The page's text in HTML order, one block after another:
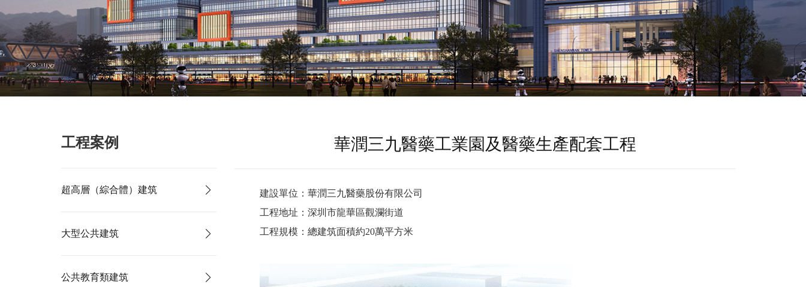
工程案例
超高層（綜合體）建筑
大型公共建筑
公共教育類建筑
華潤三九醫藥工業園及醫藥生產配套工程
建設單位：華潤三九醫藥股份有限公司
工程地址：深圳市龍華區觀瀾街道
工程規模：總建筑面積約20萬平方米